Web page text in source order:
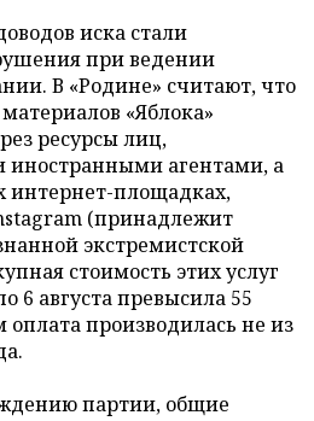
иска стали
при ведении
В «Родине» считают, что
«Яблока»
ресурсы лиц,
иностранными агентами, а
интернет-площадках,
(принадлежит
экстремистской
стоимость этих услуг
6 августа превысила 55
производилась не из
партии, общие